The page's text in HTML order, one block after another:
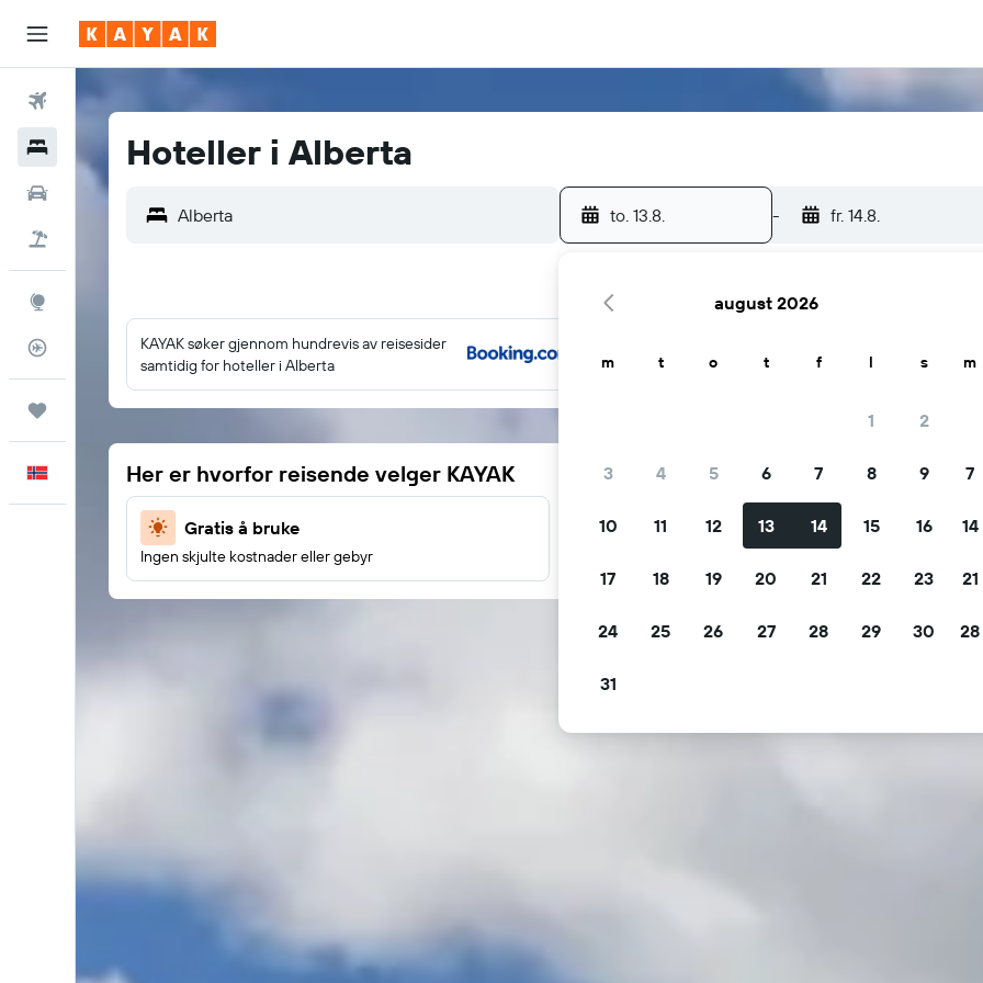
Fly
Hoteller
Leiebiler
Reiser
Hoteller i Alberta
to. 13.8. - fr. 14.8.
KAYAK søker gjennom hundrevis av reisesider
samtidig for hoteller i Alberta
Her er hvorfor reisende velger KAYAK
Gratis å bruke
Ingen skjulte kostnader eller gebyr
Filtre tilbudene dine
august 2026
m t o t f l s
1 2
3 4 5 6 7 8 9
10 11 12 13 14 15 16
17 18 19 20 21 22 23
24 25 26 27 28 29 30
31
m
7
14
21
28